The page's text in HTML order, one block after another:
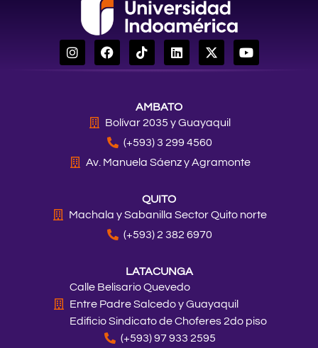
I
n
F
a
c
o
k
T
i
k
k
L
i
n
d
i
X
-
t
t
r
Y
o
AMBATO
Bolívar 2035 y Guayaquil
(+593) 3 299 4560
Av. Manuela Sáenz y Agramonte
QUITO
Machala y Sabanilla Sector Quito norte
(+593) 2 382 6970
LATACUNGA
Calle Belisario Quevedo
Entre Padre Salcedo y Guayaquil
Edificio Sindicato de Choferes 2do piso
(+593) 97 933 2595